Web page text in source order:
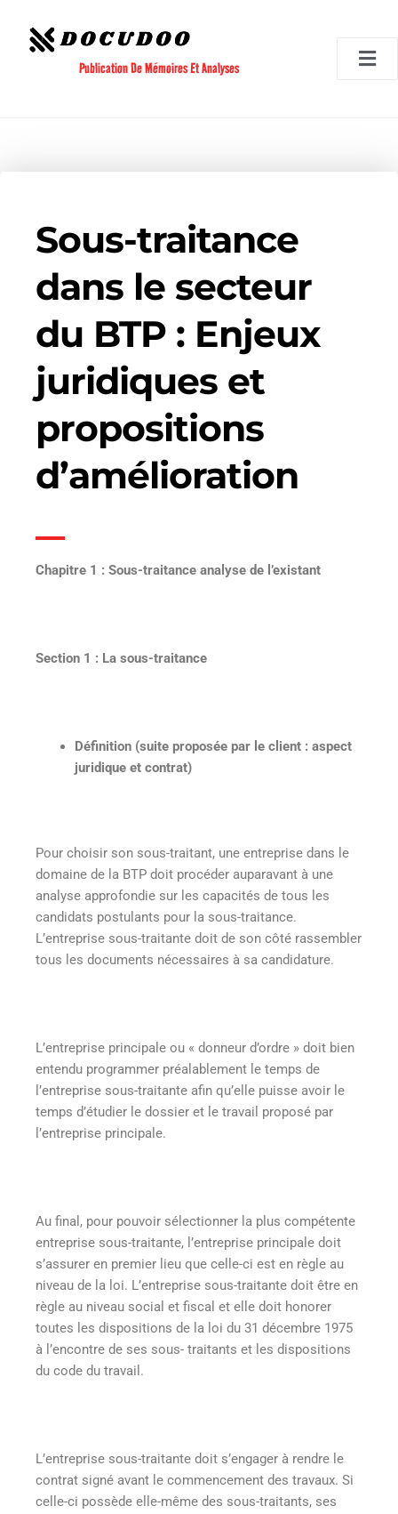
contenu
Publication De Mémoires Et Analyses
Sous-traitance
dans le secteur
du BTP : Enjeux
juridiques et
propositions
d’amélioration
Chapitre 1 : Sous-traitance analyse de l’existant
Section 1 : La sous-traitance
Définition (suite proposée par le client : aspect
juridique et contrat)
Pour choisir son sous-traitant, une entreprise dans le
domaine de la BTP doit procéder auparavant à une
analyse approfondie sur les capacités de tous les
candidats postulants pour la sous-traitance.
L’entreprise sous-traitante doit de son côté rassembler
tous les documents nécessaires à sa candidature.
L’entreprise principale ou « donneur d’ordre » doit bien
entendu programmer préalablement le temps de
l’entreprise sous-traitante afin qu’elle puisse avoir le
temps d’étudier le dossier et le travail proposé par
l’entreprise principale.
Au final, pour pouvoir sélectionner la plus compétente
entreprise sous-traitante, l’entreprise principale doit
s’assurer en premier lieu que celle-ci est en règle au
niveau de la loi. L’entreprise sous-traitante doit être en
règle au niveau social et fiscal et elle doit honorer
toutes les dispositions de la loi du 31 décembre 1975
à l’encontre de ses sous- traitants et les dispositions
du code du travail.
L’entreprise sous-traitante doit s’engager à rendre le
contrat signé avant le commencement des travaux. Si
celle-ci possède elle-même des sous-traitants, ses